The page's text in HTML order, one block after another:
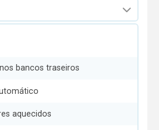
bancos traseiros
aquecidos